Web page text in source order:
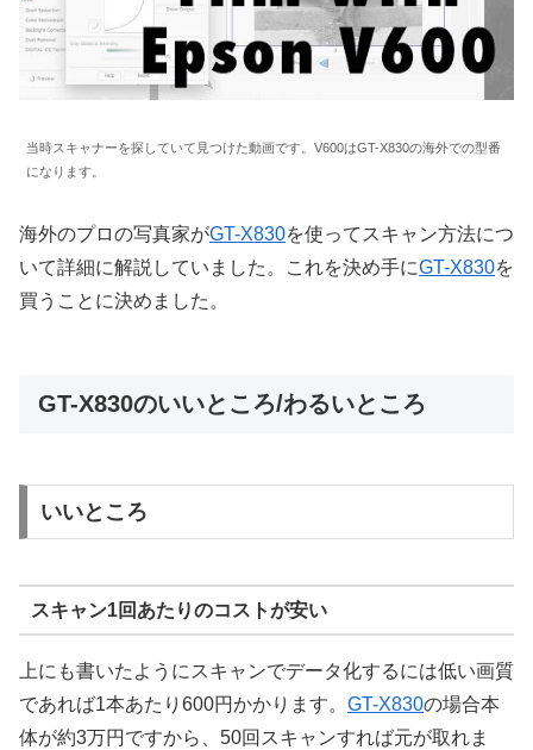
当時スキャナーを探していて見つけた動画です。V600はGT-X830の海外での型番
になります。
海外のプロの写真家がGT-X830を使ってスキャン方法につ
いて詳細に解説していました。これを決め手にGT-X830を
買うことに決めました。
GT-X830のいいところ/わるいところ
いいところ
スキャン1回あたりのコストが安い
上にも書いたようにスキャンでデータ化するには低い画質
であれば1本あたり600円かかります。 GT-X830の場合本
体が約3万円ですから、50回スキャンすれば元が取れま